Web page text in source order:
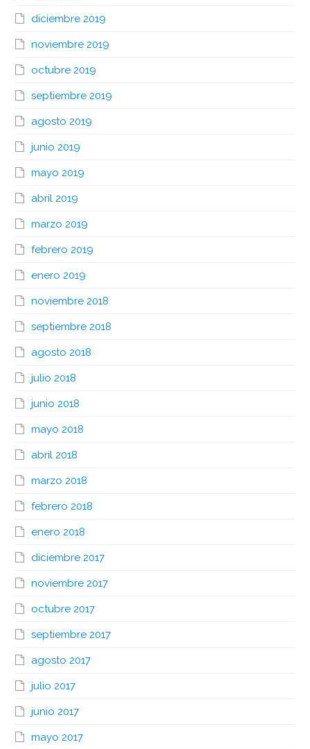
diciembre 2019
noviembre 2019
octubre 2019
septiembre 2019
agosto 2019
junio 2019
mayo 2019
abril 2019
marzo 2019
febrero 2019
enero 2019
noviembre 2018
septiembre 2018
agosto 2018
julio 2018
junio 2018
mayo 2018
abril 2018
marzo 2018
febrero 2018
enero 2018
diciembre 2017
noviembre 2017
octubre 2017
septiembre 2017
agosto 2017
julio 2017
junio 2017
mayo 2017